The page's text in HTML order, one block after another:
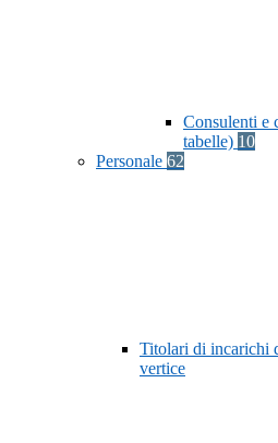
Consulenti e
tabelle) 10
Personale 62
Titolari di incarichi
vertice